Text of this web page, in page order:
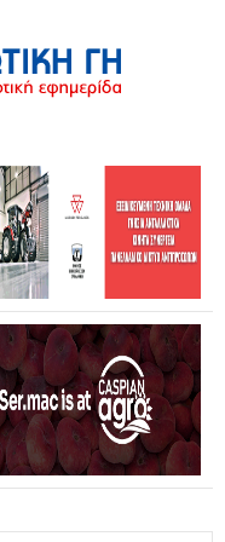
όλη η χώρα απέναντι